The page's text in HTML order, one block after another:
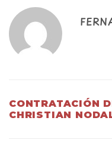
CONTRATACIÓN
CHRISTIAN